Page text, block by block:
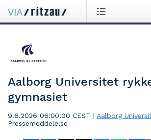
Aalborg Universitet
gymnasiet
9.6.2026 06:00:00 CEST | Aalborg
Pressemeddelelse